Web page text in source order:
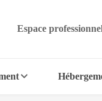
Espace